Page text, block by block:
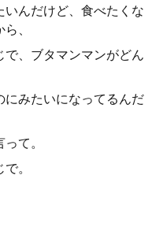
んだけど、食べたくな
、
、ブタマンマンがどん
にみたいになってるんだ
て。
。